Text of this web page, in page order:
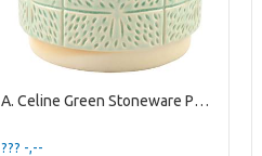
A. Celine Green Stoneware Pot ES-17
??? -,--